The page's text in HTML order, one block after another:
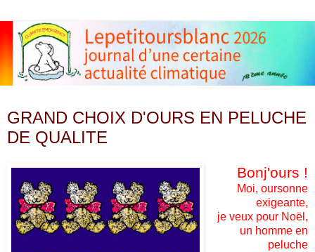
GRAND CHOIX D'OURS EN PELUCHE
DE QUALITE
Bonj'ours !
Moi, oursonne
exigeante,
je veux pour Noël,
un homme en
peluche